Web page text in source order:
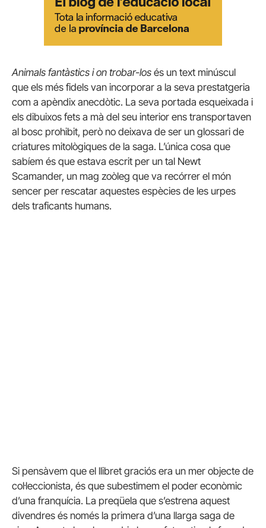
Animals fantàstics i on trobar-los és un text minúscul
que els més fidels van incorporar a la seva prestatgeria
com a apèndix anecdòtic. La seva portada esqueixada i
els dibuixos fets a mà del seu interior ens transportaven
al bosc prohibit, però no deixava de ser un glossari de
criatures mitològiques de la saga. L’única cosa que
sabíem és que estava escrit per un tal Newt
Scamander, un mag zoòleg que va recórrer el món
sencer per rescatar aquestes espècies de les urpes
dels traficants humans.
Si pensàvem que el llibret graciós era un mer objecte de
col·leccionista, és que subestimem el poder econòmic
d’una franquícia. La preqüela que s’estrena aquest
divendres és només la primera d’una llarga saga de